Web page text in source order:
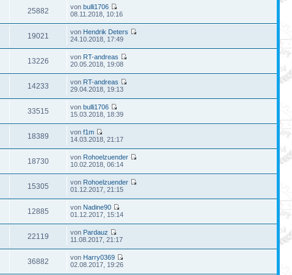
25882 vonbulli1706
08.11.2018, 10:16
19021 von Hendrik Deters
24.10.2018, 17:49
13226 von RT-andreas
20.05.2018, 19:08
14233 von RT-andreas
29.04.2018, 19:13
33515 vonbulli1706
15.03.2018, 18:39
18389 vonf1m
14.03.2018, 21:17
18730 von Rohoelzuender
10.02.2018, 06:14
15305 von Rohoelzuender
01.12.2017, 21:15
12885 von Nadine90
01.12.2017, 15:14
22119 von Pardauz
11.08.2017, 21:17
36882 von Harry0369
02.08.2017, 19:26